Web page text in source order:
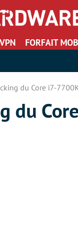
VPN FORFAIT
du Core i7-
du